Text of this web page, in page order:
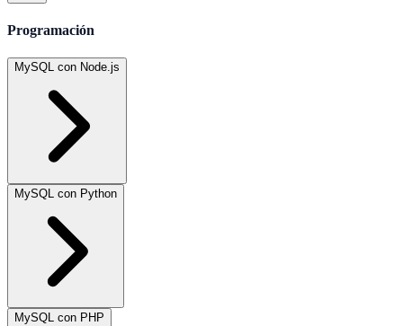
Programación
MySQL con Node.js
MySQL con Python
MySQL con PHP